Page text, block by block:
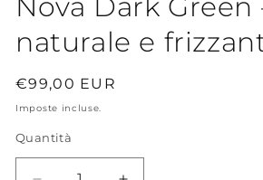
Nova Dark Green
naturale e
Prezzo
di
€99,00 EUR
Imposte incluse.
Quantità